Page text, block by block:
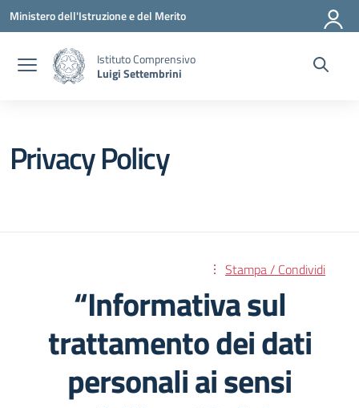
Vai ai contenuti
Vai al menu di navigazione
Vai al footer
Ministero dell'Istruzione e del Merito
Istituto Comprensivo
Luigi Settembrini
Privacy Policy
Stampa / Condividi
“Informativa sul
trattamento dei dati
personali ai sensi